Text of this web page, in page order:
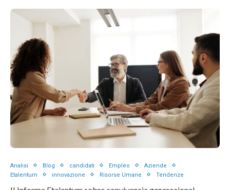
Analisi Blog candidati Empleo
Aziende
Etalentum
innovazione Risorse Umane Tendenze